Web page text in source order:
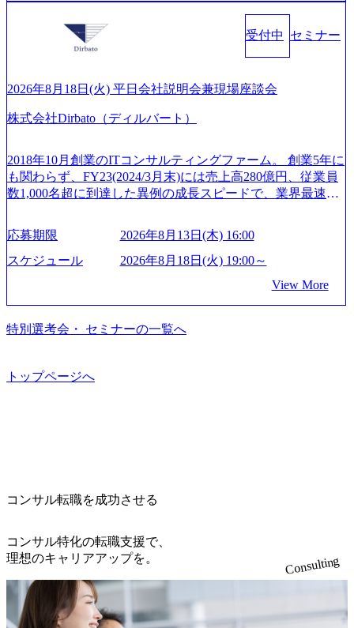
界においてはDX戦略立案、NFT等の新規事業立案を得意と
する。 - 藏満 一馬氏：アクセンチュア出身。金融業界を中
心に、DX戦略策定、新規事業立案、組織変革、規制対応等
の幅広いプロジェクトを主導する。 - 天野 善仁氏：19卒Pw
ページ (https://www.xspear.co.jp/career/interviews/) 戦略だけの
から”のコンサルの在り方 (https://www.businessinsider.jp/articl
を取得 (https://www.agara.co.jp/article/382811) シンプレクスと
Xspear Consultingが、東京都港区の行政手続き100%デジタル
化を支援 (https://www.afpbb.com/articles/-/3520247) 【未経験
流工程、先端技術を学べる環境 【コンサルファーム経験
者】 ・専門領域に軸足を置きながら、他領域にもチャレン
ジできる環境 ・タイトルアップでのオファー ・現職ファー
ムより高いオファー年収 ・実力主義でプロモーションでき
る（ダブルスキップもあり） ・週に1度のアサインｍｔｇで
こまめに社員のキャリアについて検討してもらえる。結
果、なりたいキャリアを反映できるｐｊにアサインしても
るため、エンジニアの視点からも協業しクライアントへ価
keto_kajita/)） 多様なメンバー、多様なプロジェクトによる
も関わらず、外資系戦略コンサルティングファームや総合
系コンサルティングファームをはじめ、メーカー、ITベン
チャー、外資系金融機関など多彩な出自で構成されてお
り、常に刺激を受けながらプロジェクトワークが可能 総合
コンサルティングファームの名の通り、全方位のクライア
ントに対して様々なプロジェクトが存在しており、手を上
休暇は年間24日（4月1日入社の場合）で、入社日に付与さ
れます。 年次有給休暇の残日数は、翌年度に繰り越すこと
ができます。 慶弔休暇は、事由により取得可能日数は異な
ュ休暇は、規程で定める勤続年数ごとに、連続5日のリフレ
ッシュ休暇を取得できます。 【育児や子の看護、介護など
の制度】 育児休暇： 対象：小学校1年修了時の3月31日まで
日2時間15分まで、始業・終業時刻の繰り上げ・繰り下げが
可能 子の看護休暇： 子1人につき5日まで取得でき、1時間
単位で取得することも可能 家族看護休暇： 5日まで取得で
度など】 独身寮：富山事業所の近くに、白風寮と青風寮の2
つの寮があり、以下の入居基準を満たす方が入居可能で
す。 ＜入居基準＞ ・満33歳までの独身者 ・自宅から勤務地
までの通勤総時間が2時間を超えること 住宅手当： 本社の
なるため、入居基準を満たす女性には住宅手当を支給しま
による引っ越し費用は、会社が負担します。 2026年8月18日
※顔出しは不要です。ご質問頂く際のみ、顔出ししていた
ず幅広い案件に携わりながら自己成長とキャリアの挑戦が
可能 M&Aセンター出身者3名がメインメンバーであり、経
験豊富なアドバイザーと共に働くことで、M&Aや財務アド
バイザリーなどの専門知識を獲得し、キャリアを発展させ
となり、平均3000万～4000万の年収となる 内訳としては個
成活躍させるためのナレッジシェアおよび丁寧なOJTを欠か
19:30～ 所要時間 : 約1時間 2026年8月13日(木) 16:00 ＼応募
意思不問・業界未経験歓迎！／ M&A承継機構のビジョンや
業務内容、実際の働き方について詳しくお伝えするオンラ
イン説明会を開催いたします。 M&A業界に興味があり、ま
業界の情報を集めたい 働くイメージを具体的に知りたい M
&A業界にご興味がある方、転職を少しでもお考えの方はも
ちろん、情報収集をしたい方でも歓迎です。お気軽にご参
加ください。 当日は、質疑応答のお時間もご用意しており
ます。 是非、説明会にてお話できることを楽しみにしてお
ります。 説明会後にアンケート回答をお願いいたします。
オンライン(Google meets)
受付中 セミナー
2026年8月18日(火) 平日会社説明会兼現場座談会
株式会社Dirbato（ディルバート）
2018年10月創業のITコンサルティングファーム。 創業5年に
も関わらず、FY23(2024/3月末)には売上高280億円、従業員
数1,000名超に到達した異例の成長スピードで、業界最速と
成⻑を遂げている。 現在コンサルティングファームでは外
資も含めて売上高TOP10にランクインしている。 主力事業
はITコンサルティング。幅広い業界の大企業を中心に、IT
支援している。 他方、インキュベーション事業を手掛けて
いるのも同社の特徴であり、 自社で新規事業開発も手掛け
つつ、複数社への出資～ハンズオン支援も行っている。 (参
ングファームや、Slerなどから優秀層が多数ジョイン。 http
ている。 <u>ワンプール制</u>を取っており、業界の枠に縛
り、<u>営業活動に工数を割かれることなくデリバリーに注
力可能</u> 従業員満足度を非常に重視しており、意にそぐ
わないプロジェクトにアサインされてしまった場合、半強
制的に別のプロジェクトに異動することが可能。その結
果、<u>退職率も10%程度</u>(他社平均は2～30%程度) 残業
時間は<u>平均30時間程度。</u>バリューが出ていないから
応募期限
2026年8月13日(木) 16:00
スケジュール
2026年8月18日(火) 19:00～
View More
特別選考会・ セミナーの一覧へ
トップページへ
コンサル転職を成功させる
コンサル特化の転職支援で、
理想のキャリアアップを。
Consulting